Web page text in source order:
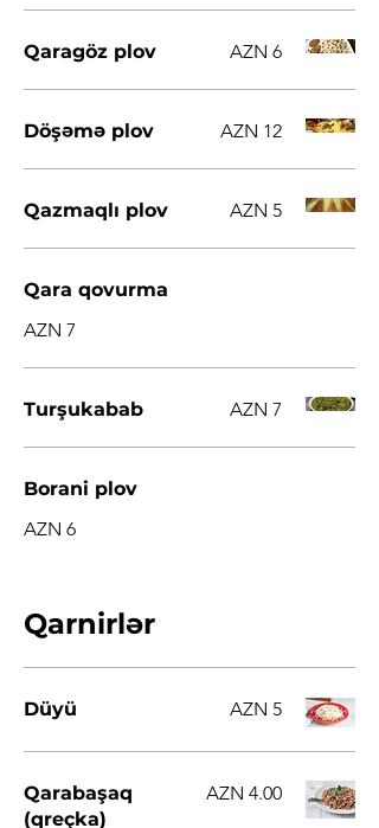
Qaragöz plov AZN 6
Döşəmə plov AZN 12
Qazmaqlı plov AZN 5
Qara qovurma
AZN 7
Turşukabab AZN 7
Borani plov
AZN 6
Qarnirlər
Düyü AZN 5
Qarabaşaq
(qreçka)
AZN 4.00